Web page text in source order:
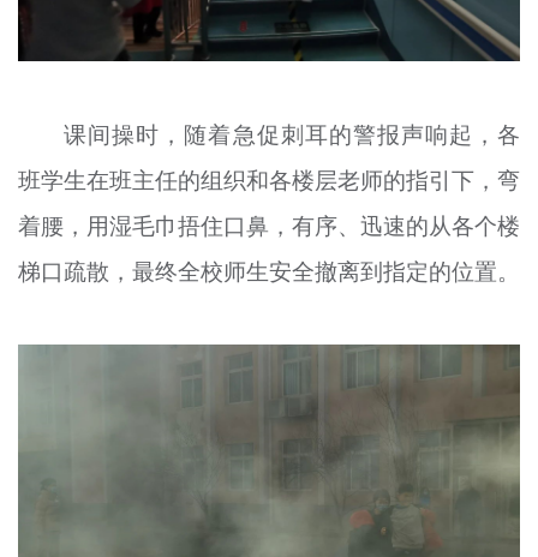
课间操时，随着急促刺耳的警报声响起，各
班学生在班主任的组织和各楼层老师的指引下，弯
着腰，用湿毛巾捂住口鼻，有序、迅速的从各个楼
梯口疏散，最终全校师生安全撤离到指定的位置。